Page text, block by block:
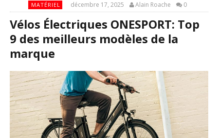
MATÉRIEL décembre 17, 2025 Alain Roache 0
Vélos Électriques ONESPORT: Top
9 des meilleurs modèles de la
marque